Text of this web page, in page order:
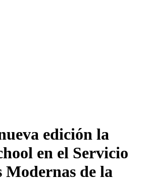
edición la
en el Servicio
Modernas de la